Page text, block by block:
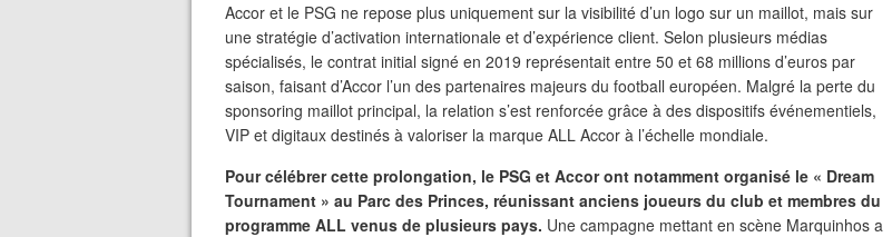
Accor et le PSG ne repose plus uniquement sur la visibilité d’un logo sur un maillot, mais sur
une stratégie d’activation internationale et d’expérience client. Selon plusieurs médias
spécialisés, le contrat initial signé en 2019 représentait entre 50 et 68 millions d’euros par
saison, faisant d’Accor l’un des partenaires majeurs du football européen. Malgré la perte du
sponsoring maillot principal, la relation s’est renforcée grâce à des dispositifs événementiels,
VIP et digitaux destinés à valoriser la marque ALL Accor à l’échelle mondiale.
Pour célébrer cette prolongation, le PSG et Accor ont notamment organisé le « Dream
Tournament » au Parc des Princes, réunissant anciens joueurs du club et membres du
programme ALL venus de plusieurs pays. Une campagne mettant en scène Marquinhos a